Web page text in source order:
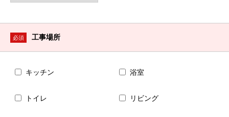
必須 工事場所
キッチン 浴室
トイレ リビング